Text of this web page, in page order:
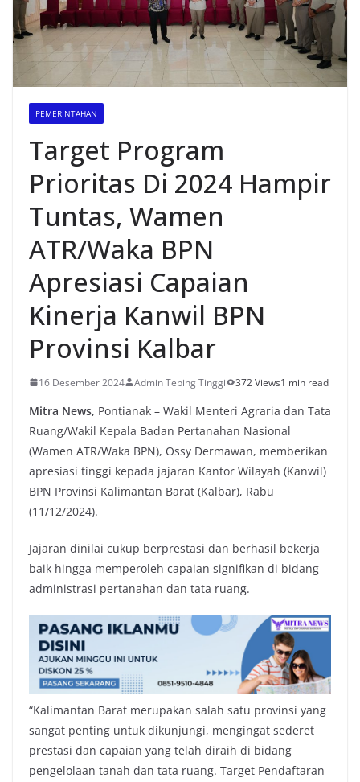
PEMERINTAHAN
Target Program
Prioritas Di 2024 Hampir
Tuntas, Wamen
ATR/Waka BPN
Apresiasi Capaian
Kinerja Kanwil BPN
Provinsi Kalbar
16 Desember 2024 Admin Tebing Tinggi 372 Views1 min read
Mitra News, Pontianak – Wakil Menteri Agraria dan Tata
Ruang/Wakil Kepala Badan Pertanahan Nasional
(Wamen ATR/Waka BPN), Ossy Dermawan, memberikan
apresiasi tinggi kepada jajaran Kantor Wilayah (Kanwil)
BPN Provinsi Kalimantan Barat (Kalbar), Rabu
(11/12/2024).
Jajaran dinilai cukup berprestasi dan berhasil bekerja
baik hingga memperoleh capaian signifikan di bidang
administrasi pertanahan dan tata ruang.
“Kalimantan Barat merupakan salah satu provinsi yang
sangat penting untuk dikunjungi, mengingat sederet
prestasi dan capaian yang telah diraih di bidang
pengelolaan tanah dan tata ruang. Target Pendaftaran